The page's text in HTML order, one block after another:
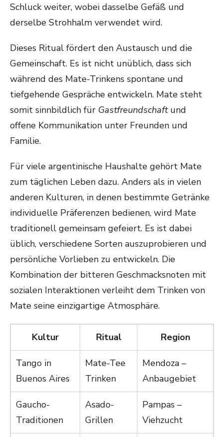
Schluck weiter, wobei dasselbe Gefäß und
derselbe Strohhalm verwendet wird.
Dieses Ritual fördert den Austausch und die
Gemeinschaft. Es ist nicht unüblich, dass sich
während des Mate-Trinkens spontane und
tiefgehende Gespräche entwickeln. Mate steht
somit sinnbildlich für Gastfreundschaftund
offene Kommunikation unter Freunden und
Familie.
Für viele argentinische Haushalte gehört Mate
zum täglichen Leben dazu. Anders als in vielen
anderen Kulturen, in denen bestimmte Getränke
individuelle Präferenzen bedienen, wird Mate
traditionell gemeinsam gefeiert. Es ist dabei
üblich, verschiedene Sorten auszuprobieren und
persönliche Vorlieben zu entwickeln. Die
Kombination der bitteren Geschmacksnoten mit
sozialen Interaktionen verleiht dem Trinken von
Mate seine einzigartige Atmosphäre.
Kultur Ritual Region
Tango in
Buenos Aires
Mate-Tee
Trinken
Mendoza –
Anbaugebiet
Gaucho-
Traditionen
Asado-
Grillen
Pampas –
Viehzucht